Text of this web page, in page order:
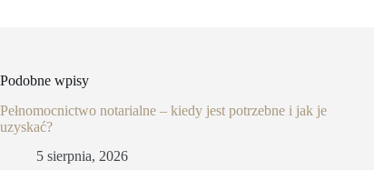
Podobne wpisy
Pełnomocnictwo notarialne – kiedy jest potrzebne i jak je
uzyskać?
5 sierpnia, 2026